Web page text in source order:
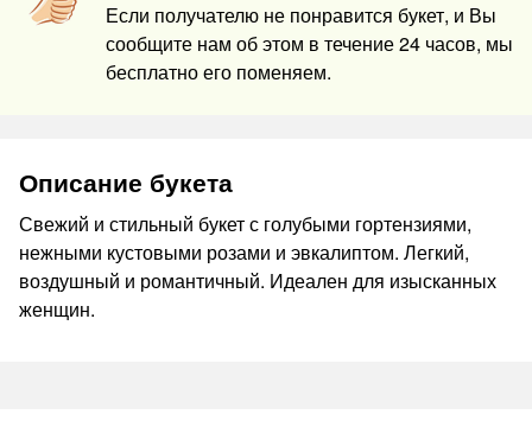
Если получателю не понравится букет, и Вы
сообщите нам об этом в течение 24 часов, мы
бесплатно его поменяем.
Описание букета
Свежий и стильный букет с голубыми гортензиями,
нежными кустовыми розами и эвкалиптом. Легкий,
воздушный и романтичный. Идеален для изысканных
женщин.